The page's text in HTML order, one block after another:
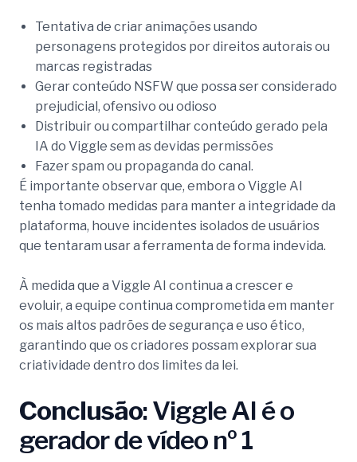
Tentativa de criar animações usando
personagens protegidos por direitos autorais ou
marcas registradas
Gerar conteúdo NSFW que possa ser considerado
prejudicial, ofensivo ou odioso
Distribuir ou compartilhar conteúdo gerado pela
IA do Viggle sem as devidas permissões
Fazer spam ou propaganda do canal.
É importante observar que, embora o Viggle AI
tenha tomado medidas para manter a integridade da
plataforma, houve incidentes isolados de usuários
que tentaram usar a ferramenta de forma indevida.
À medida que a Viggle AI continua a crescer e
evoluir, a equipe continua comprometida em manter
os mais altos padrões de segurança e uso ético,
garantindo que os criadores possam explorar sua
criatividade dentro dos limites da lei.
Conclusão: Viggle AI é o
gerador de vídeo nº 1